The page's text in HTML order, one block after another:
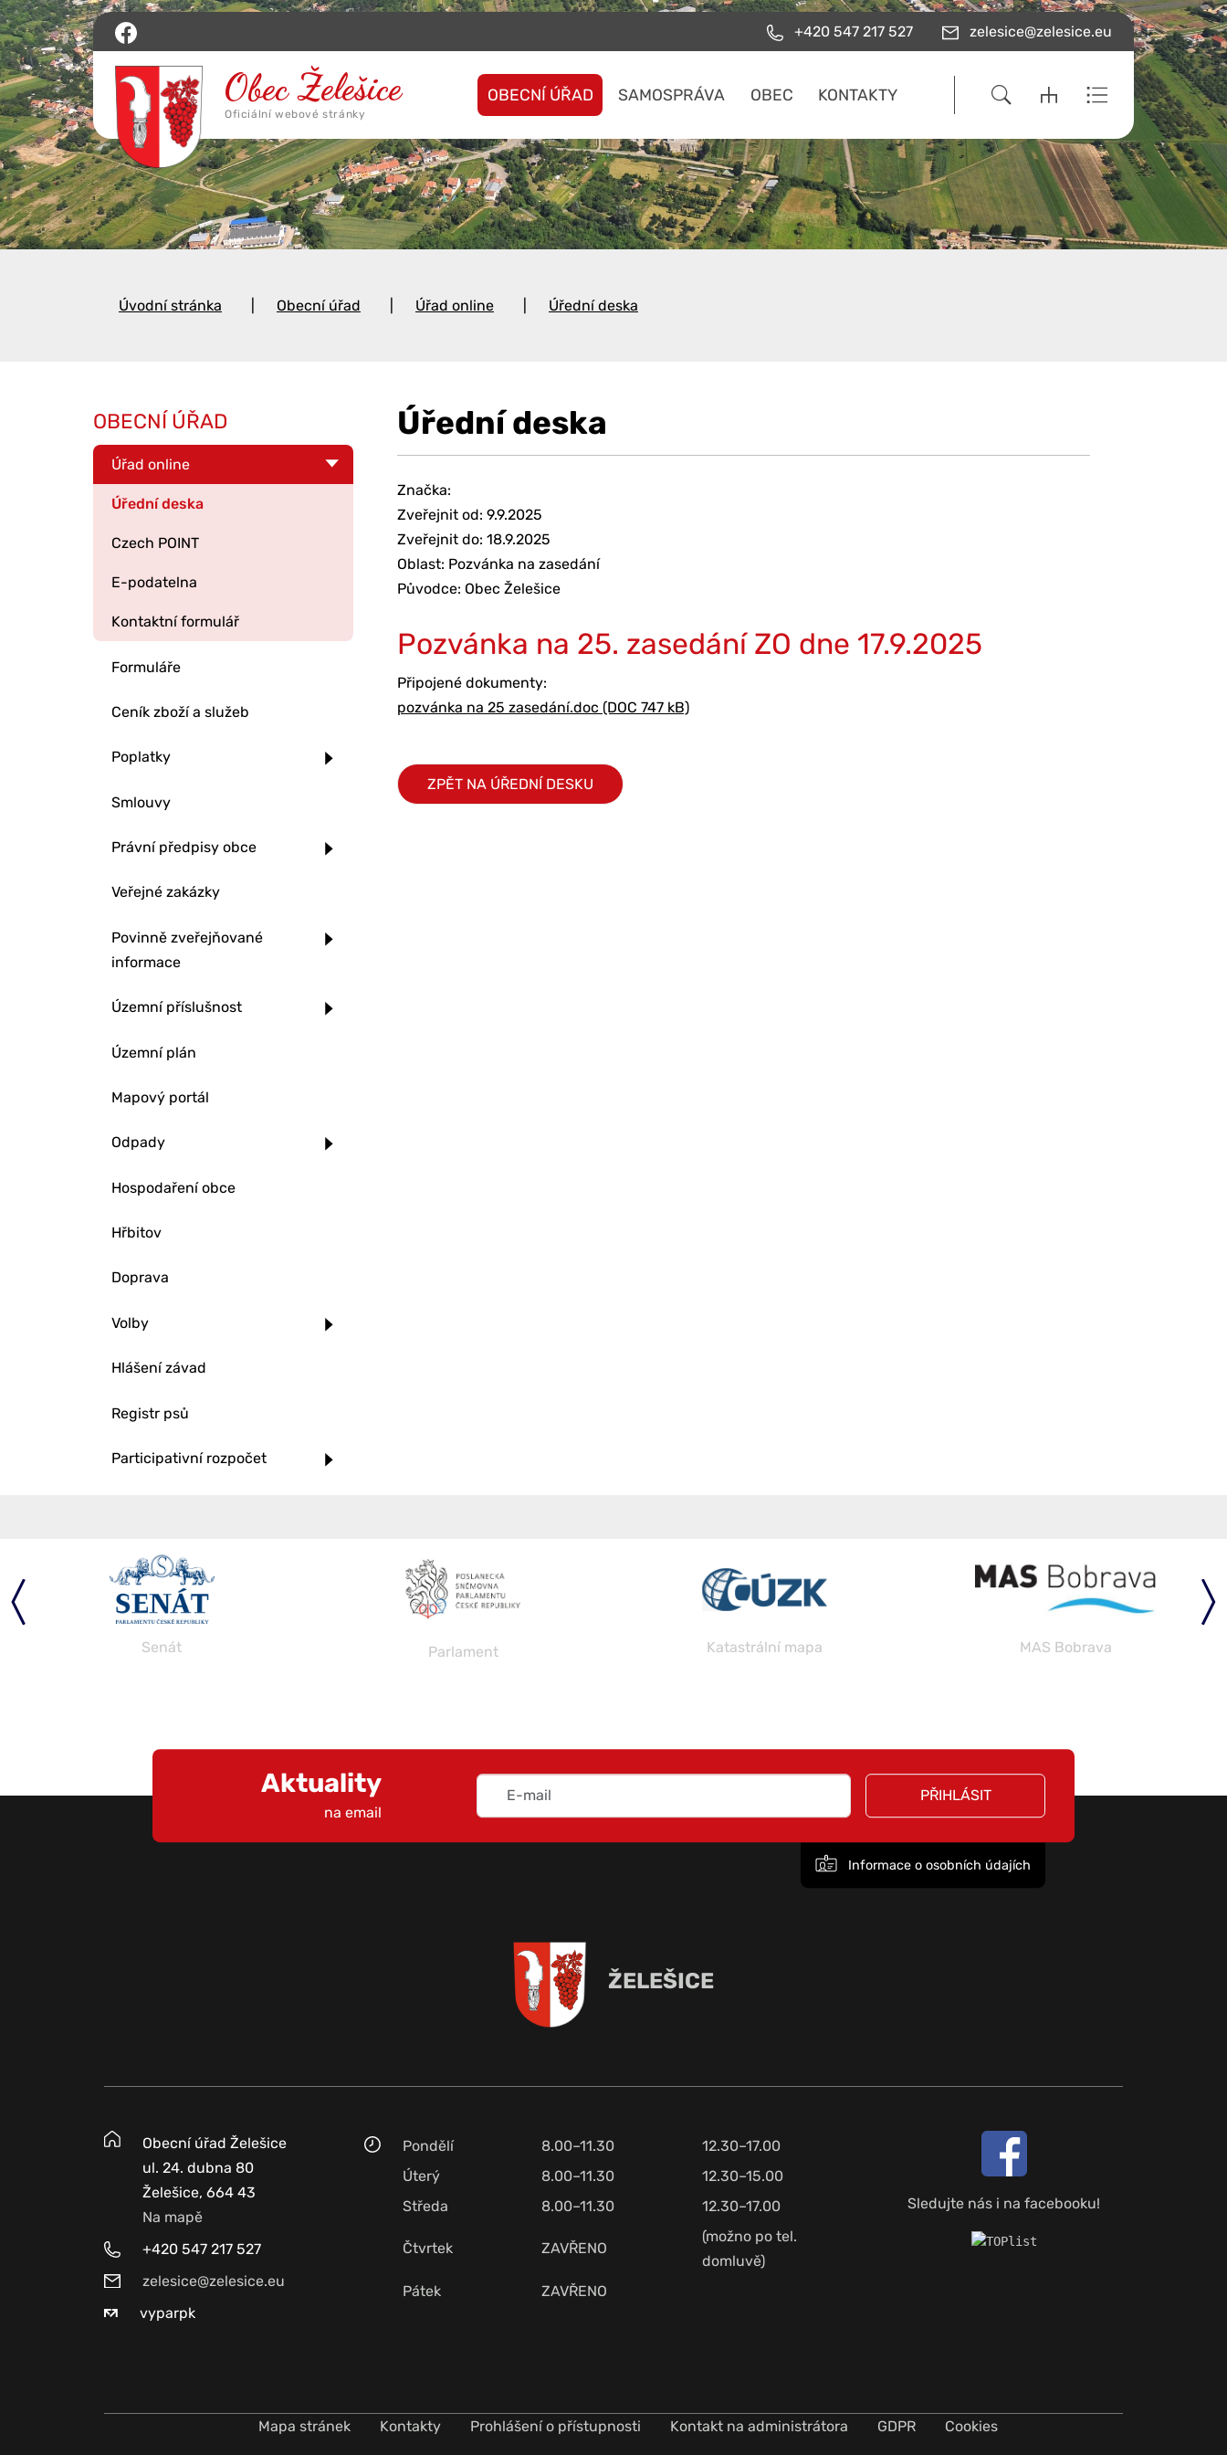
+420 547 217 527 zelesice@zelesice.eu
OBECNÍ ÚŘAD SAMOSPRÁVA OBEC KONTAKTY
Úvodní stránka Obecní úřad Úřad online Úřední deska
Úřední deska
Značka:
Zveřejnit od: 9.9.2025
Zveřejnit do: 18.9.2025
Oblast: Pozvánka na zasedání
Původce: Obec Želešice
Pozvánka na 25. zasedání ZO dne 17.9.2025
Připojené dokumenty:
pozvánka na 25 zasedání.doc (DOC 747 kB)
ZPĚT NA ÚŘEDNÍ DESKU
OBECNÍ ÚŘAD
Úřad online
Úřední deska
Czech POINT
E-podatelna
Kontaktní formulář
Formuláře
Ceník zboží a služeb
Poplatky
Smlouvy
Právní předpisy obce
Veřejné zakázky
Povinně zveřejňované
informace
Územní příslušnost
Územní plán
Mapový portál
Odpady
Hospodaření obce
Hřbitov
Doprava
Volby
Hlášení závad
Registr psů
Participativní rozpočet
Senát Parlament Katastrální mapa MAS Bobrava
Aktuality
na email
PŘIHLÁSIT
Informace o osobních údajích
ŽELEŠICE
Obecní úřad Želešice
ul. 24. dubna 80
Želešice, 664 43
Na mapě
+420 547 217 527
zelesice@zelesice.eu
vyparpk
Pondělí 8.00–11.30
12.30–17.00
Úterý
8.00–11.30
12.30–15.00
Středa
8.00–11.30 12.30–17.00
Čtvrtek ZAVŘENO
(možno po tel.
domluvě)
Pátek
ZAVŘENO
Sledujte nás i na facebooku!
Mapa stránek Kontakty Prohlášení o přístupnosti Kontakt na administrátora GDPR Cookies